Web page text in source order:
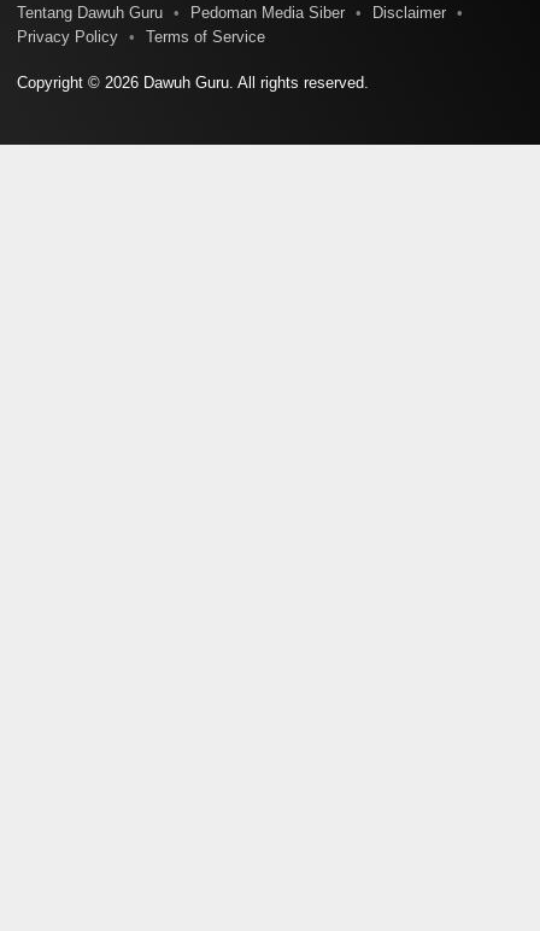
Tentang Dawuh Guru
Pedoman Media Siber
Disclaimer
Privacy Policy
Terms of Service
Copyright © 2026 Dawuh Guru. All rights reserved.